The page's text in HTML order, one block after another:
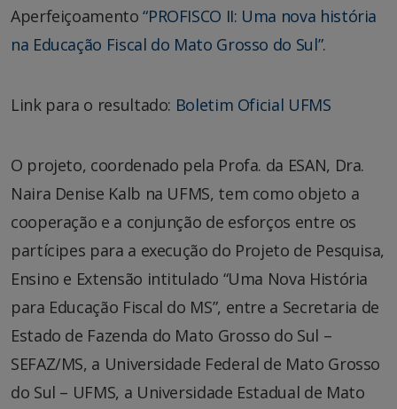
Aperfeiçoamento “PROFISCO II: Uma nova história
na Educação Fiscal do Mato Grosso do Sul”.
Link para o resultado: Boletim Oficial UFMS
O projeto, coordenado pela Profa. da ESAN, Dra.
Naira Denise Kalb na UFMS, tem como objeto a
cooperação e a conjunção de esforços entre os
partícipes para a execução do Projeto de Pesquisa,
Ensino e Extensão intitulado “Uma Nova História
para Educação Fiscal do MS”, entre a Secretaria de
Estado de Fazenda do Mato Grosso do Sul –
SEFAZ/MS, a Universidade Federal de Mato Grosso
do Sul – UFMS, a Universidade Estadual de Mato